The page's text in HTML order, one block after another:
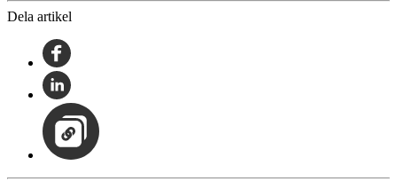
Dela artikel